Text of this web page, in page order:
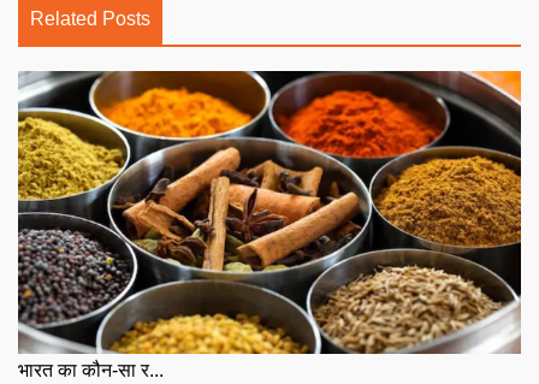
Related Posts
भारत का कौन-सा र...